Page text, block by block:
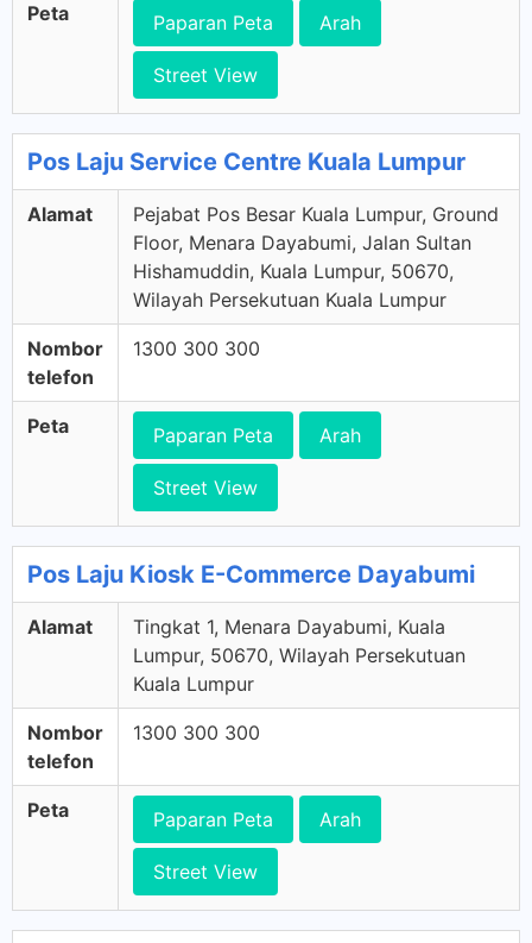
Peta Paparan Peta Arah
Street View
Pos Laju Service Centre Kuala Lumpur
Alamat
Pejabat Pos Besar Kuala Lumpur, Ground
Floor, Menara Dayabumi, Jalan Sultan
Hishamuddin, Kuala Lumpur, 50670,
Wilayah Persekutuan Kuala Lumpur
Nombor
telefon
1300 300 300
Peta Paparan Peta Arah
Street View
Pos Laju Kiosk E-Commerce Dayabumi
Alamat
Tingkat 1, Menara Dayabumi, Kuala
Lumpur, 50670, Wilayah Persekutuan
Kuala Lumpur
Nombor
telefon
1300 300 300
Peta Paparan Peta Arah
Street View